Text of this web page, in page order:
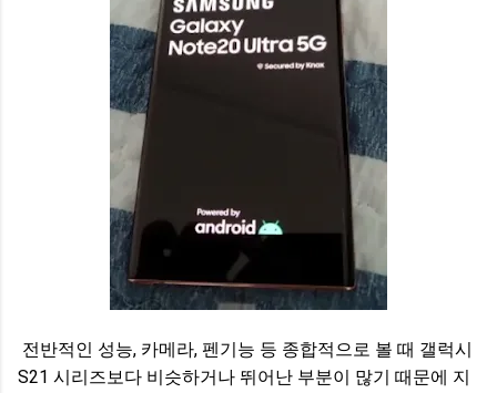
전반적인 성능, 카메라, 펜기능 등 종합적으로 볼 때 갤럭시
S21 시리즈보다 비슷하거나 뛰어난 부분이 많기 때문에 지